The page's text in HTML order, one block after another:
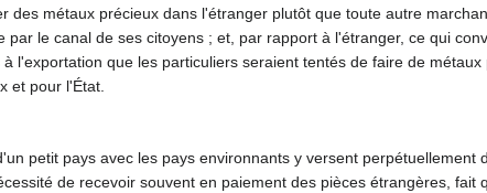
des métaux précieux dans l'étranger plutôt que toute autre
par le canal de ses citoyens ; et, par rapport à l'étranger, ce qui
l'exportation que les particuliers seraient tentés de faire de
et pour l'État.
petit pays avec les pays environnants y versent
de recevoir souvent en paiement des pièces étrangères,